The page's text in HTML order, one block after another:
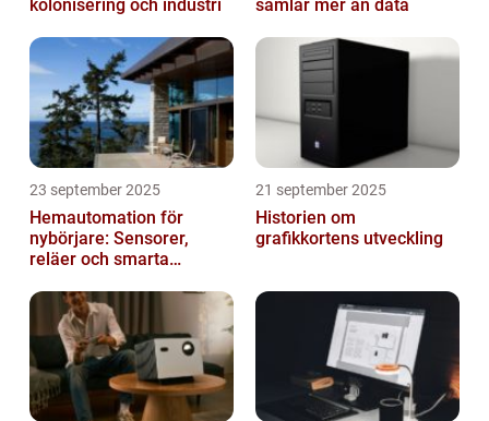
kolonisering och industri
samlar mer än data
23 september 2025
Hemautomation för
nybörjare: Sensorer,
reläer och smarta
21 september 2025
Historien om
grafikkortens utveckling